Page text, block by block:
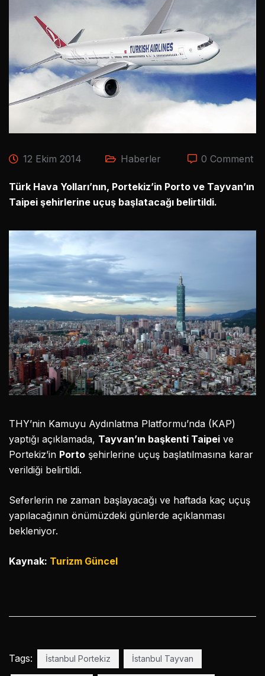
12 Ekim 2014 Haberler 0 Comment
Türk Hava Yolları’nın, Portekiz’in Porto ve Tayvan’ın
Taipei şehirlerine uçuş başlatacağı belirtildi.
THY’nin Kamuyu Aydınlatma Platformu’nda (KAP)
yaptığı açıklamada, Tayvan’ın başkenti Taipei ve
Portekiz’in Porto şehirlerine uçuş başlatılmasına karar
verildiği belirtildi.
Seferlerin ne zaman başlayacağı ve haftada kaç uçuş
yapılacağının önümüzdeki günlerde açıklanması
bekleniyor.
Kaynak: Turizm Güncel
Tags: İstanbul Portekiz İstanbul Tayvan